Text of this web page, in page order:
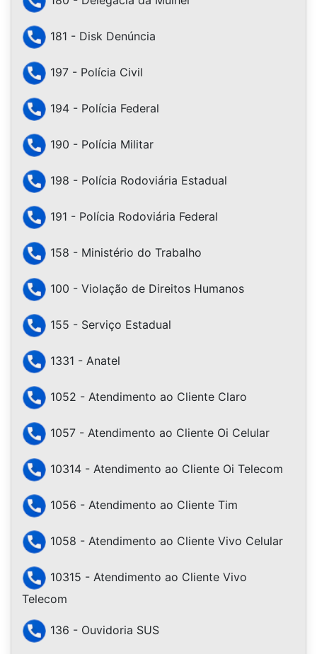
181 - Disk Denúncia
197 - Polícia Civil
194 - Polícia Federal
190 - Polícia Militar
198 - Polícia Rodoviária Estadual
191 - Polícia Rodoviária Federal
158 - Ministério do Trabalho
100 - Violação de Direitos Humanos
155 - Serviço Estadual
1331 - Anatel
1052 - Atendimento ao Cliente Claro
1057 - Atendimento ao Cliente Oi Celular
10314 - Atendimento ao Cliente Oi Telecom
1056 - Atendimento ao Cliente Tim
1058 - Atendimento ao Cliente Vivo Celular
10315 - Atendimento ao Cliente Vivo
Telecom
136 - Ouvidoria SUS